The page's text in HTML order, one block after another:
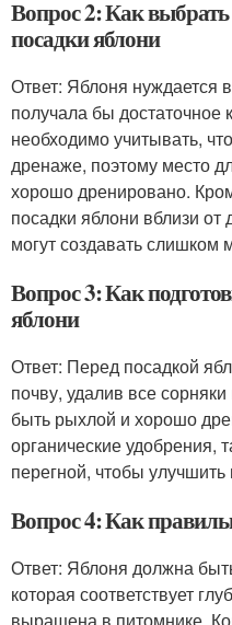
Вопрос 2: Как
посадки яблони
Ответ: Яблоня нуждается
получала бы достаточное
необходимо учитывать,
дренаже, поэтому место
хорошо дренировано.
посадки яблони вблизи от
могут создавать слишком
Вопрос 3: Как
яблони
Ответ: Перед посадкой
почву, удалив все
быть рыхлой и хорошо
органические удобрения,
перегной, чтобы
Вопрос 4: Как
Ответ: Яблоня должна
которая соответствует